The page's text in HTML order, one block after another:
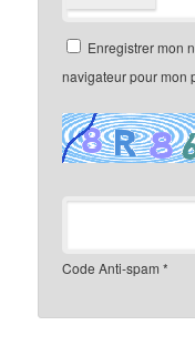
Enregistrer mon
navigateur pour mon
Code Anti-spam *